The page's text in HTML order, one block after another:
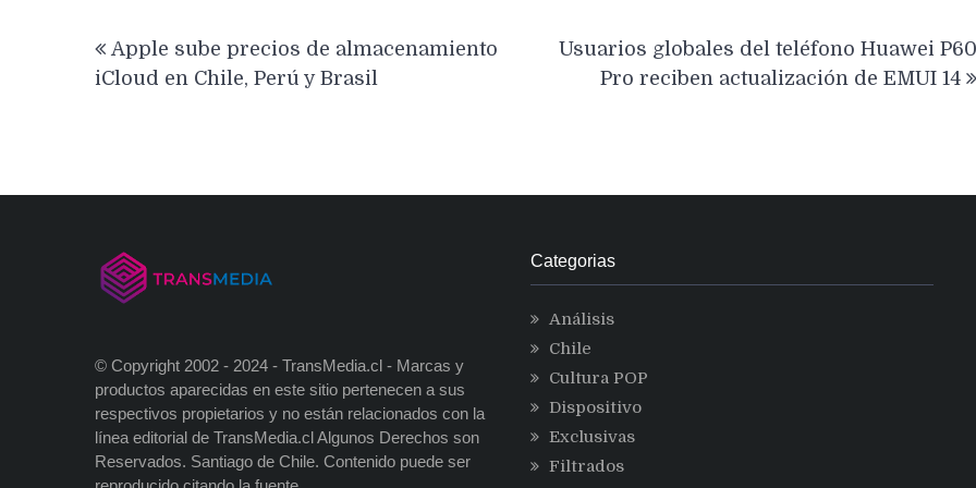
de
Apple sube precios de almacenamiento
iCloud en Chile, Perú y Brasil
Usuarios globales del teléfono Huawei P60
Pro reciben actualización de EMUI 14
© Copyright 2002 - 2024 - TransMedia.cl - Marcas y
productos aparecidas en este sitio pertenecen a sus
respectivos propietarios y no están relacionados con la
línea editorial de TransMedia.cl Algunos Derechos son
Reservados. Santiago de Chile. Contenido puede ser
Categorias
Análisis
Chile
Cultura POP
Dispositivo
Exclusivas
Filtrados